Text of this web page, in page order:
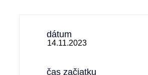
dátum
14.11.2023
čas začiatku